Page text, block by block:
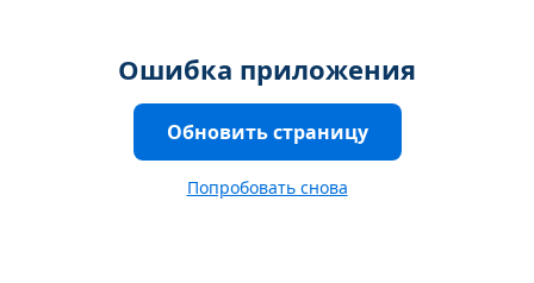
Ошибка приложения
Обновить страницу
Попробовать снова